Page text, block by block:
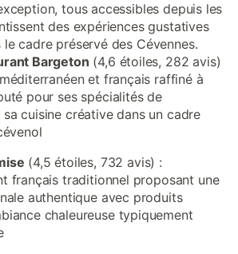
tous accessibles depuis les
des expériences gustatives
cadre préservé des Cévennes.
Bargeton (4,6 étoiles, 282 avis)
et français raffiné à
pour ses spécialités de
cuisine créative dans un cadre
(4,5 étoiles, 732 avis) :
français traditionnel proposant une
authentique avec produits
chaleureuse typiquement